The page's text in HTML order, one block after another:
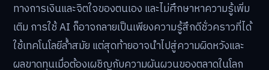
ทางการเงินและจิตใจของตนเอง และไม่ศึกษาหาความรู้เพิ่ม
เติม การใช้ AI ก็อาจกลายเป็นเพียงความรู้สึกดีชั่วคราวที่ได้
ใช้เทคโนโลยีล้ำสมัย แต่สุดท้ายอาจนำไปสู่ความผิดหวังและ
ผลขาดทุนเมื่อต้องเผชิญกับความผันผวนของตลาดในโลก